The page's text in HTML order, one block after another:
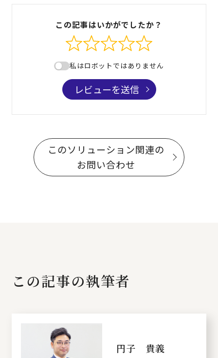
この記事はいかがでしたか？
私はロボットではありません
レビューを送信
このソリューション関連の
お問い合わせ
この記事の執筆者
円子 貴義